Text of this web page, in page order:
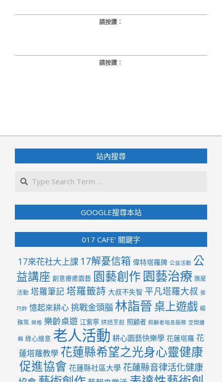
請按讚：
請按讚：
02-
06
站內搜尋
GOOGLE搜尋本站
017 CAFE’ 關鍵字
17來花社大上課 17解憂信箱 偉特塔羅牌 公益活動 公
益講座 創意療癒園藝 園藝創作 園藝治療 團屋
活動 塔羅筆記 塔羅籤詩 大叔不失智 平凡塔羅大叔 張
巧鈴 憶起來耕心挑戰金頭腦 林詣晉桌上遊戲 楊
雅筑 榮格 樂齡桌遊 江紫寧 烘焙烹飪 照顧者 照顧者喘息服務 空間邏
輯 綠心繪意 老人活動 耕心園藝快樂學 花蓮塔羅 花
蓮塔羅教學 花蓮縣希望之光身心靈健康
促進協會 花蓮縣社區大學 花蓮縣音律活化健康